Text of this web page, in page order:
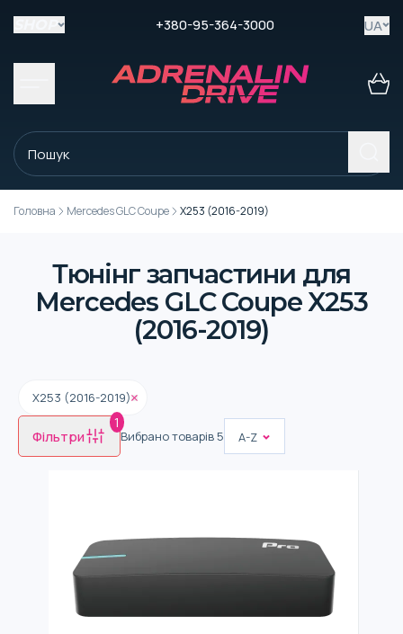
+380-95-364-3000 UA
Головна Mercedes GLC Coupe X253 (2016-2019)
Тюнінг запчастини для
Mercedes GLC Coupe X253
(2016-2019)
X253 (2016-2019)
Фільтри
1
Вибрано товарів5 A-Z